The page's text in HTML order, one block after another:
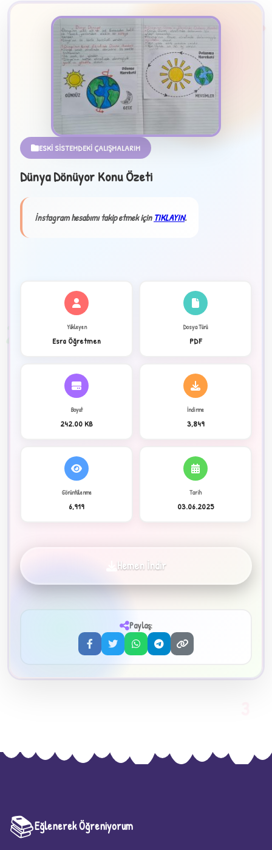
✧
ESKİ SİSTEMDEKİ ÇALIŞMALARIM
Dünya Dönüyor Konu Özeti
İnstagram hesabımı takip etmek içinTIKLAYIN.
Yükleyen
Esra Öğretmen
Dosya Türü
PDF
Boyut
242.00 KB
İndirme
3,849
Görüntülenme
6,919
Tarih
03.06.2025
Hemen İndir
Paylaş:
📚Eğlenerek Öğreniyorum